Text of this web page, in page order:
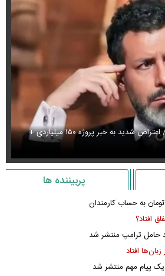
تلخ از مراسم ختم اکبر عبدی رفت
پربیننده ها
افتاد؟
حامل ترامپ منتشر شد
افتاد
یک پیام مهم منتشر شد